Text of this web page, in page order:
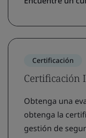
Certificación
Certificación
Obtenga una
obtenga la
gestión de